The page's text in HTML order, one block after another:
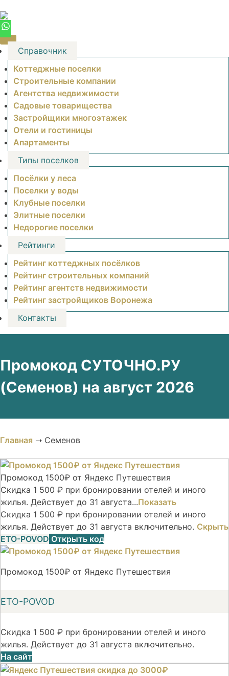
to
content
Справочник
Коттеджные поселки
Строительные компании
Агентства недвижимости
Садовые товарищества
Застройщики многоэтажек
Отели и гостиницы
Апартаменты
Типы поселков
Посёлки у леса
Поселки у воды
Клубные поселки
Элитные поселки
Недорогие поселки
Рейтинги
Рейтинг коттеджных посёлков
Рейтинг строительных компаний
Рейтинг агентств недвижимости
Рейтинг застройщиков Воронежа
Контакты
Промокод СУТОЧНО.РУ
(Семенов) на август 2026
Главная ➝ Семенов
Промокод 1500₽ от Яндекс Путешествия
Скидка 1 500 ₽ при бронировании отелей и иного
жилья. Действует до 31 августа...Показать
Скидка 1 500 ₽ при бронировании отелей и иного
жилья. Действует до 31 августа включительно. Скрыть
ETO-POVOD Открыть код
Промокод 1500₽ от Яндекс Путешествия
ETO-POVOD
Скидка 1 500 ₽ при бронировании отелей и иного
жилья. Действует до 31 августа включительно.
На сайт